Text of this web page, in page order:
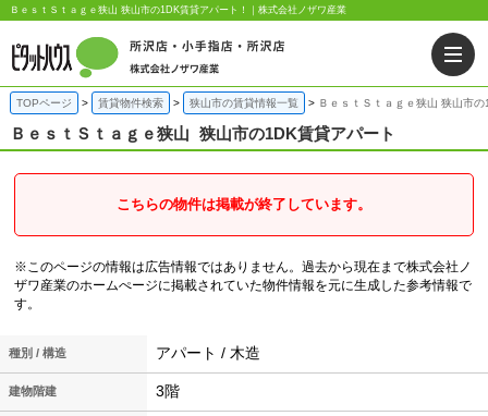
ＢｅｓｔＳｔａｇｅ狭山 狭山市の1DK賃貸アパート！｜株式会社ノザワ産業
TOPページ 賃貸物件検索 狭山市の賃貸情報一覧 ＢｅｓｔＳｔａｇｅ狭山 狭山市
ＢｅｓｔＳｔａｇｅ狭山 狭山市の1DK賃貸アパート
こちらの物件は掲載が終了しています。
※このページの情報は広告情報ではありません。過去から現在まで株式会社ノ
ザワ産業のホームぺージに掲載されていた物件情報を元に生成した参考情報で
す。
種別 / 構造 アパート / 木造
建物階建 3階